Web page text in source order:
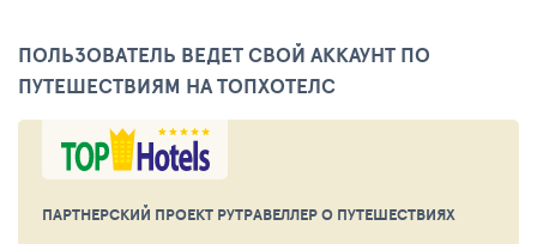
ПОЛЬЗОВАТЕЛЬ ВЕДЕТ СВОЙ АККАУНТ ПО
ПУТЕШЕСТВИЯМ НА ТОПХОТЕЛС
ПАРТНЕРСКИЙ ПРОЕКТ РУТРАВЕЛЛЕРО ПУТЕШЕСТВИЯХ